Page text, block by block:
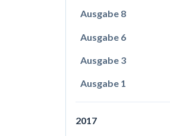
Ausgabe 8
Ausgabe 6
Ausgabe 3
Ausgabe 1
2017